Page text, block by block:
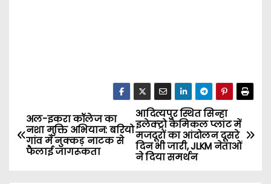
P
o
आदित्यपुर स्थित सिन्हा
इलेक्ट्रो केमिकल प्लांट में
मजदूरों का आंदोलन दूसरे
दिन भी जारी, JLKM नेताओं
ने दिया समर्थन
अल-इकरा कॉलेज का
नशा मुक्ति अभियान: बरियो
गांव में नुक्कड़ नाटक से
फैलाई जागरूकता